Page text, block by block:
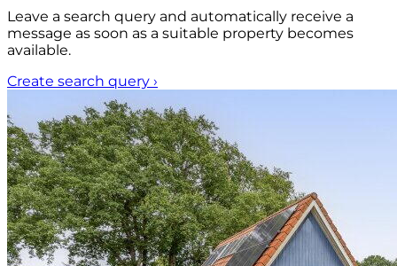
Leave a search query and automatically receive a
message as soon as a suitable property becomes
available.
Create search query ›